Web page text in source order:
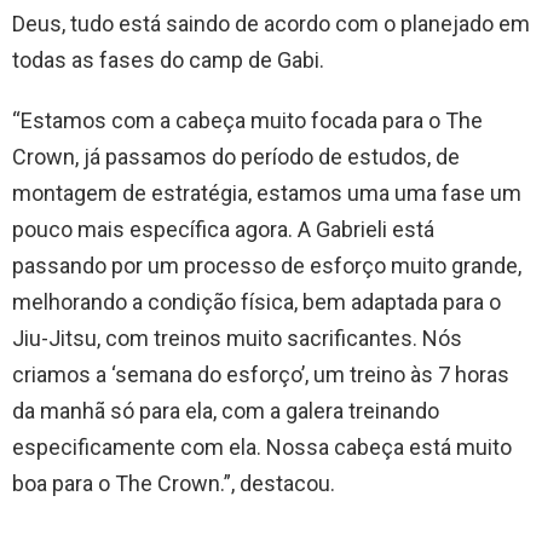
Deus, tudo está saindo de acordo com o planejado em
todas as fases do camp de Gabi.
“Estamos com a cabeça muito focada para o The
Crown, já passamos do período de estudos, de
montagem de estratégia, estamos uma uma fase um
pouco mais específica agora. A Gabrieli está
passando por um processo de esforço muito grande,
melhorando a condição física, bem adaptada para o
Jiu-Jitsu, com treinos muito sacrificantes. Nós
criamos a ‘semana do esforço’, um treino às 7 horas
da manhã só para ela, com a galera treinando
especificamente com ela. Nossa cabeça está muito
boa para o The Crown.”, destacou.